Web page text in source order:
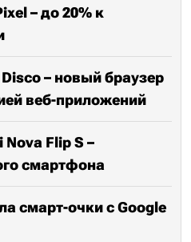
– до 20% к
– новый браузер
веб-приложений
Flip S –
смартфона
смарт-очки с Google